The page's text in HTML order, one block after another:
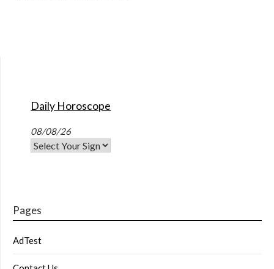
Daily Horoscope
08/08/26
Pages
AdTest